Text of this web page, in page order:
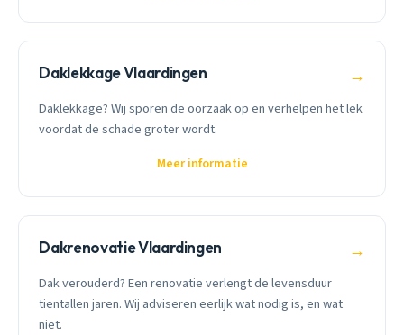
Daklekkage Vlaardingen →
Daklekkage? Wij sporen de oorzaak op en verhelpen het lek
voordat de schade groter wordt.
Meer informatie
Dakrenovatie Vlaardingen →
Dak verouderd? Een renovatie verlengt de levensduur
tientallen jaren. Wij adviseren eerlijk wat nodig is, en wat
niet.